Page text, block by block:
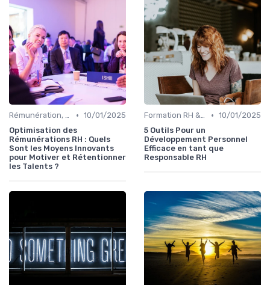
Rémunération, politiques salariales & benefits • 10/01/2025
Optimisation des
Rémunérations RH : Quels
Sont les Moyens Innovants
pour Motiver et Rétentionner
les Talents ?
Formation RH & upskilling • 10/01/2025
5 Outils Pour un
Développement Personnel
Efficace en tant que
Responsable RH